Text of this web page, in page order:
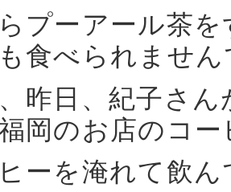
プーアール茶
食べられませ
昨日、紀子さ
岡のお店のコ
ーを淹れて飲